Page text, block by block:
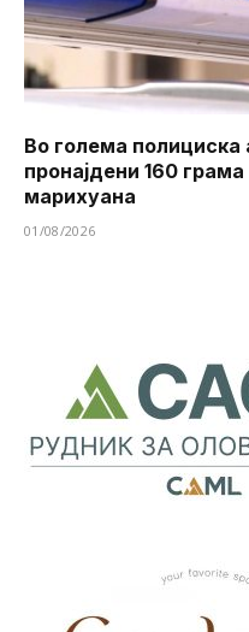
Во голема полициска
пронајдени 160
марихуана
01/08/2026